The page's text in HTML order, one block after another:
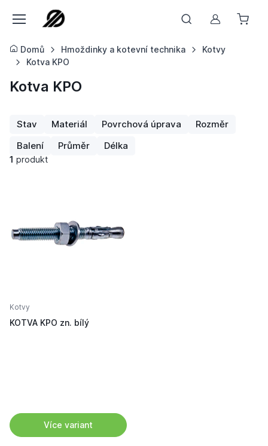
Můj účet
Domů Hmoždinky a kotevní technika
Kotvy
Kotva KPO
Kotva KPO
Stav Materiál Povrchová úprava
Rozměr
Balení
Průměr Délka
1 produkt
Kotvy
KOTVA KPO zn. bílý
Více variant